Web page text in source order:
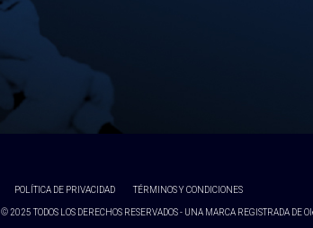
POLÍTICA DE PRIVACIDAD TÉRMINOS Y CONDICIONES
© 2025 TODOS LOS DERECHOS RESERVADOS - UNA MARCA REGISTRADA DE